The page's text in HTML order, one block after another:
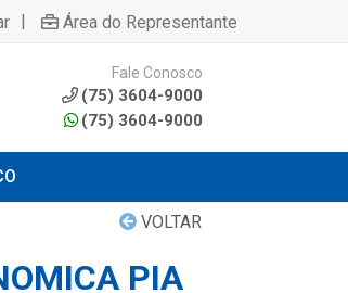
| Área do Representante
Fale Conosco
(75) 3604-9000
(75) 3604-9000
VOLTAR
PIA